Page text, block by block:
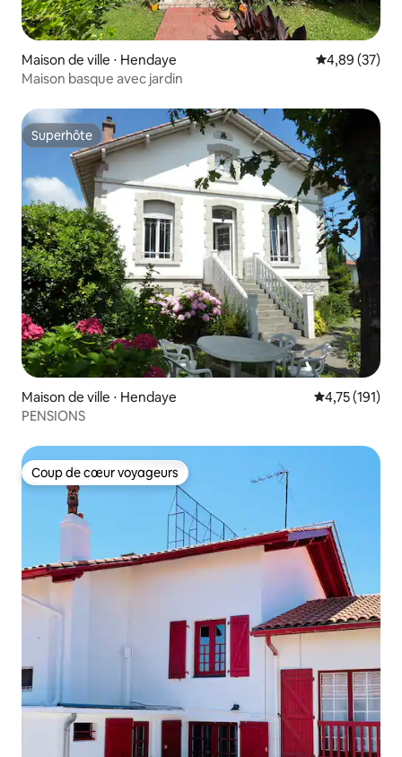
Maison de ville ⋅ Hendaye Évaluation
4,89 (37)
Maison basque avec jardin
Superhôte
Superhôte
Maison de ville ⋅ Hendaye Évaluation
4,75 (191)
PENSIONS
Coup de cœur voyageurs
Coup de cœur voyageurs